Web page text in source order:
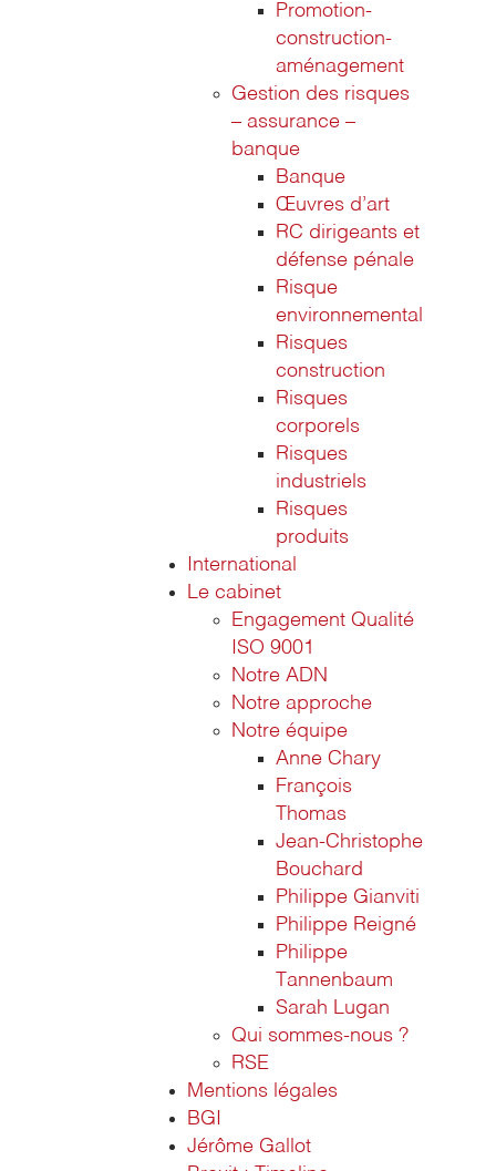
Promotion-
construction-
aménagement
Gestion des risques
– assurance –
banque
Banque
Œuvres d’art
RC dirigeants et
défense pénale
Risque
environnemental
Risques
construction
Risques
corporels
Risques
industriels
Risques
produits
International
Le cabinet
Engagement Qualité
ISO 9001
Notre ADN
Notre approche
Notre équipe
Anne Chary
François
Thomas
Jean-Christophe
Bouchard
Philippe Gianviti
Philippe Reigné
Philippe
Tannenbaum
Sarah Lugan
Qui sommes-nous ?
RSE
Mentions légales
BGI
Jérôme Gallot